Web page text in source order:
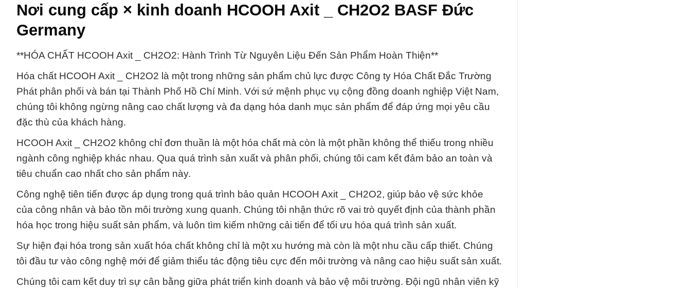
Nơi cung cấp × kinh doanh HCOOH Axit _ CH2O2 BASF Đức
Germany
**HÓA CHẤT HCOOH Axit _ CH2O2: Hành Trình Từ Nguyên Liệu Đến Sản Phẩm Hoàn Thiện**
Hóa chất HCOOH Axit _ CH2O2 là một trong những sản phẩm chủ lực được Công ty Hóa Chất Đắc Trường
Phát phân phối và bán tại Thành Phố Hồ Chí Minh. Với sứ mệnh phục vụ cộng đồng doanh nghiệp Việt Nam,
chúng tôi không ngừng nâng cao chất lượng và đa dạng hóa danh mục sản phẩm để đáp ứng mọi yêu cầu
đặc thù của khách hàng.
HCOOH Axit _ CH2O2 không chỉ đơn thuần là một hóa chất mà còn là một phần không thể thiếu trong nhiều
ngành công nghiệp khác nhau. Qua quá trình sản xuất và phân phối, chúng tôi cam kết đảm bảo an toàn và
tiêu chuẩn cao nhất cho sản phẩm này.
Công nghệ tiên tiến được áp dụng trong quá trình bảo quản HCOOH Axit _ CH2O2, giúp bảo vệ sức khỏe
của công nhân và bảo tồn môi trường xung quanh. Chúng tôi nhận thức rõ vai trò quyết định của thành phần
hóa học trong hiệu suất sản phẩm, và luôn tìm kiếm những cải tiến để tối ưu hóa quá trình sản xuất.
Sự hiện đại hóa trong sản xuất hóa chất không chỉ là một xu hướng mà còn là một nhu cầu cấp thiết. Chúng
tôi đầu tư vào công nghệ mới để giảm thiểu tác động tiêu cực đến môi trường và nâng cao hiệu suất sản xuất.
Chúng tôi cam kết duy trì sự cân bằng giữa phát triển kinh doanh và bảo vệ môi trường. Đội ngũ nhân viên kỹ